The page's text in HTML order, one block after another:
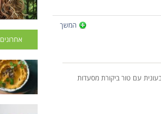
המשך
עם טור ביקורת מסעדות
אחרונים